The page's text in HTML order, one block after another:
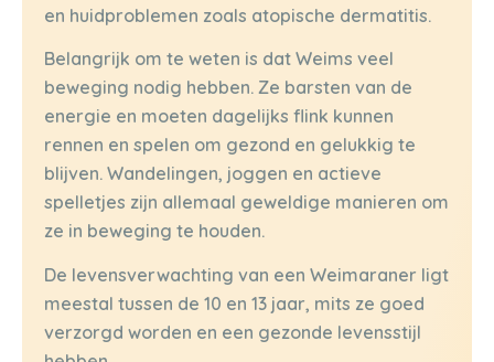
en huidproblemen zoals atopische dermatitis.
Belangrijk om te weten is dat Weims veel
beweging nodig hebben. Ze barsten van de
energie en moeten dagelijks flink kunnen
rennen en spelen om gezond en gelukkig te
blijven. Wandelingen, joggen en actieve
spelletjes zijn allemaal geweldige manieren om
ze in beweging te houden.
De levensverwachting van een Weimaraner ligt
meestal tussen de 10 en 13 jaar, mits ze goed
verzorgd worden en een gezonde levensstijl